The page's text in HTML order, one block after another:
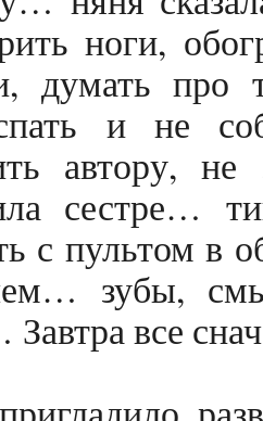
ноги,
думать про
и не
автору,
сестре…
с пультом в
зубы,
Завтра все